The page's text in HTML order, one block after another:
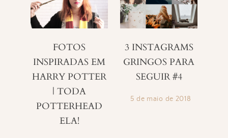
FOTOS
INSPIRADAS EM
HARRY POTTER
| TODA
POTTERHEAD
ELA!
3 INSTAGRAMS
GRINGOS PARA
SEGUIR #4
5 de maio de 2018